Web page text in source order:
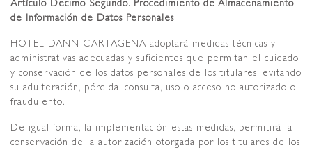
Artículo Decimo Segundo. Procedimiento de Almacenamiento
de Información de Datos Personales
HOTEL DANN CARTAGENA adoptará medidas técnicas y
administrativas adecuadas y suficientes que permitan el cuidado
y conservación de los datos personales de los titulares, evitando
su adulteración, pérdida, consulta, uso o acceso no autorizado o
fraudulento.
De igual forma, la implementación estas medidas, permitirá la
conservación de la autorización otorgada por los titulares de los